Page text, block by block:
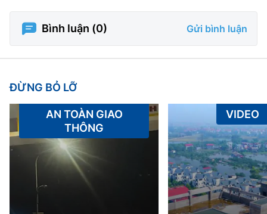
Bình luận (0) Gửi bình luận
ĐỪNG BỎ LỠ
AN TOÀN GIAO
THÔNG
VIDEO